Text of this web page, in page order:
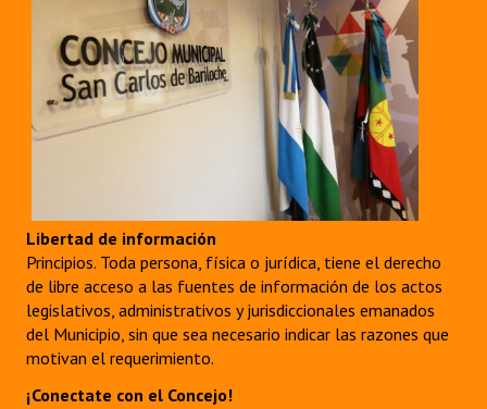
Libertad de información
Principios. Toda persona, física o jurídica, tiene el derecho
de libre acceso a las fuentes de información de los actos
legislativos, administrativos y jurisdiccionales emanados
del Municipio, sin que sea necesario indicar las razones que
motivan el requerimiento.
¡Conectate con el Concejo!